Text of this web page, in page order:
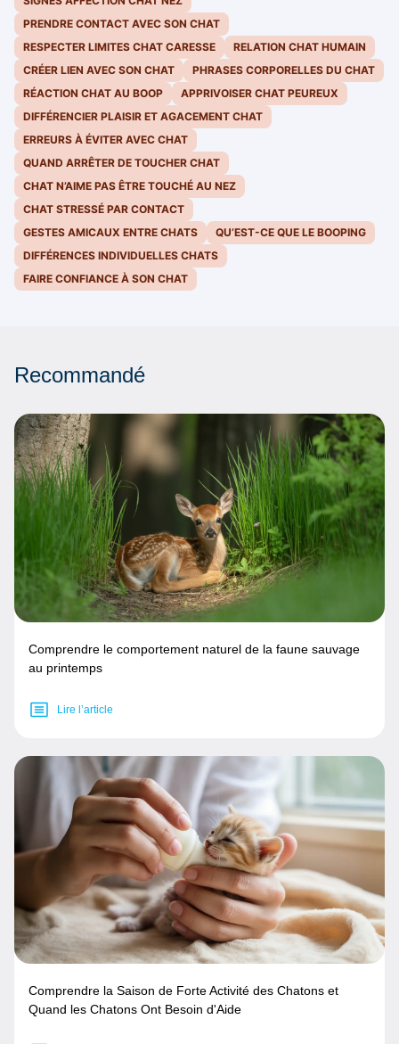
PRENDRE CONTACT AVEC SON CHAT
RESPECTER LIMITES CHAT CARESSE
RELATION CHAT HUMAIN
CRÉER LIEN AVEC SON CHAT
PHRASES CORPORELLES DU CHAT
RÉACTION CHAT AU BOOP
APPRIVOISER CHAT PEUREUX
DIFFÉRENCIER PLAISIR ET AGACEMENT CHAT
ERREURS À ÉVITER AVEC CHAT
QUAND ARRÊTER DE TOUCHER CHAT
CHAT N’AIME PAS ÊTRE TOUCHÉ AU NEZ
CHAT STRESSÉ PAR CONTACT
GESTES AMICAUX ENTRE CHATS
QU’EST-CE QUE LE BOOPING
DIFFÉRENCES INDIVIDUELLES CHATS
FAIRE CONFIANCE À SON CHAT
Recommandé
Comprendre le comportement naturel de la faune sauvage
au printemps
Lire l’article
Comprendre la Saison de Forte Activité des Chatons et
Quand les Chatons Ont Besoin d'Aide